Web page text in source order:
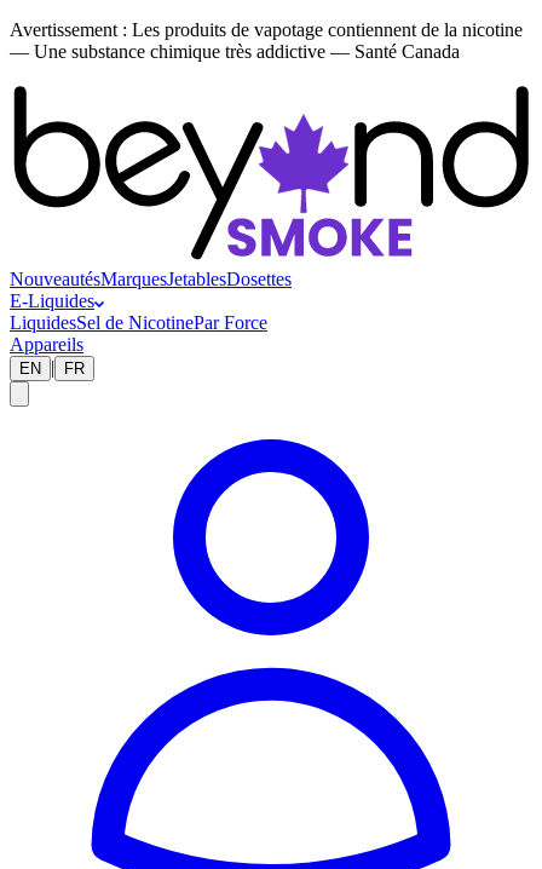
Avertissement : Les produits de vapotage contiennent de la nicotine
— Une substance chimique très addictive — Santé Canada
NouveautésMarquesJetablesDosettes
E-Liquides
LiquidesSel de NicotinePar Force
Appareils
EN | FR